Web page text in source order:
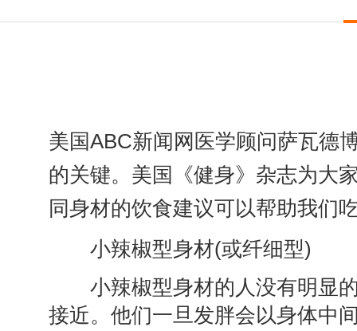
美国ABC新闻网医学顾问萨瓦德
的关键。美国《健身》杂志为大
同身材的饮食建议可以帮助我们
小辣椒型身材(或纤细型)
小辣椒型身材的人没有明显的
接近。他们一旦发胖会以身体中